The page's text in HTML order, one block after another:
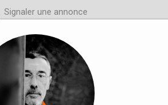
Signaler une annonce